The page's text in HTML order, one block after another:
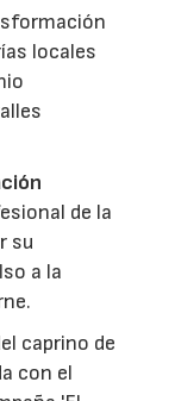
locales
de la
su
a la
caprino de
con el